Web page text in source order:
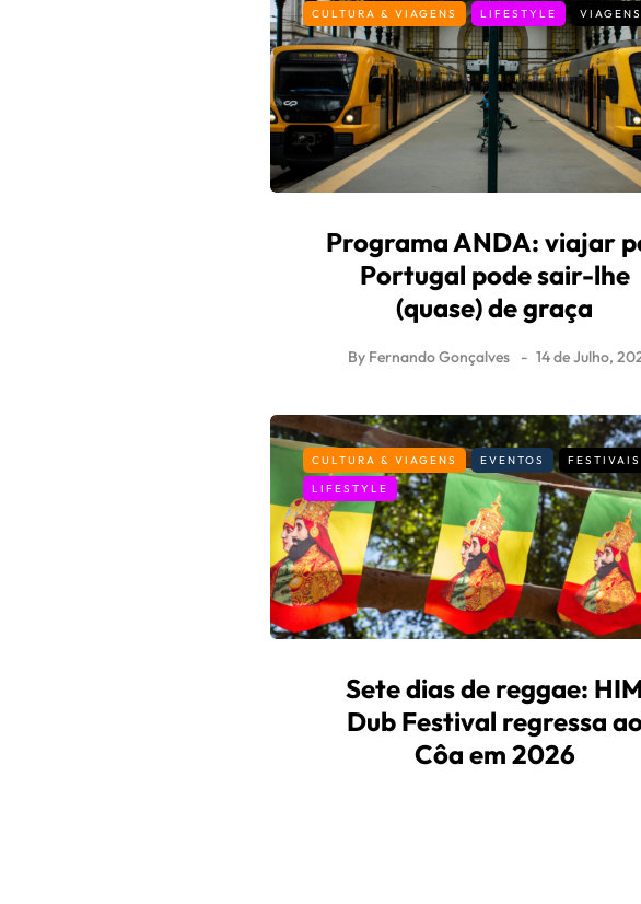
CULTURA & VIAGENS LIFESTYLE VIAGENS
Programa ANDA: viajar
Portugal pode sair-lhe
(quase) de graça
By Fernando Gonçalves 14 de Julho,
CULTURA & VIAGENS EVENTOS
FESTIVAIS
LIFESTYLE
Sete dias de reggae: HIM
Dub Festival regressa
Côa em 2026